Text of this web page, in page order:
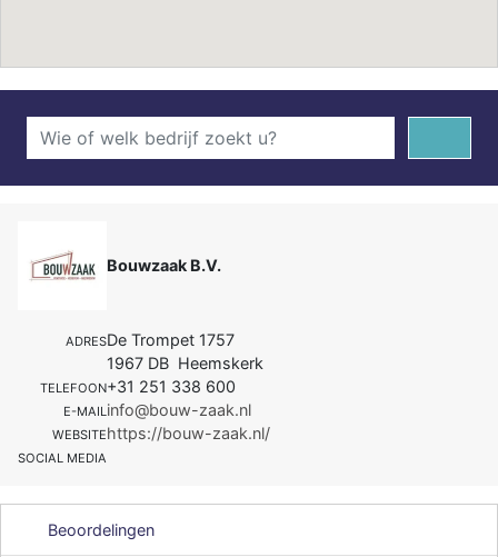
Bouwzaak B.V.
ADRESDe Trompet 1757
1967 DB Heemskerk
TELEFOON+31 251 338 600
E-MAILinfo@bouw-zaak.nl
WEBSITEhttps://bouw-zaak.nl/
SOCIAL MEDIA
Beoordelingen